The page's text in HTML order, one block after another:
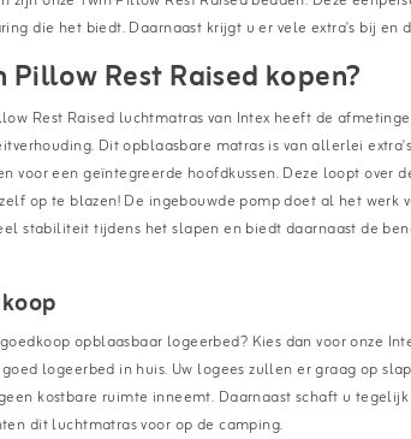
die het biedt. Daarnaast krijgt u er vele extra's bij en
Rest Raised kopen?
Rest Raised luchtmatras van Intex heeft de
Dit opblaasbare matras is van allerlei
voor een geïntegreerde hoofdkussen. Deze loopt over
op te blazen! De ingebouwde pomp doet al het werk
stabiliteit tijdens het slapen en biedt daarnaast de
opblaasbaar logeerbed? Kies dan voor onze
logeerbed in huis. Uw logees zullen er graag op
kostbare ruimte inneemt. Daarnaast schaft u
dit luchtmatras voor op de camping.